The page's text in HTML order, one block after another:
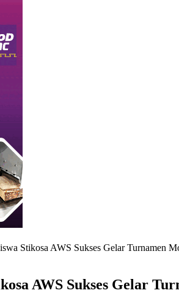
Stikosa AWS Sukses Gelar Turnamen
AWS Sukses Gelar